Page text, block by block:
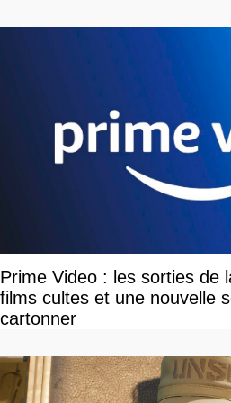
Prime Video : les sorties de
films cultes et une nouvelle
cartonner